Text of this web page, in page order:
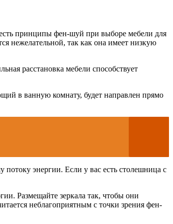
принципы фен-шуй при выборе мебели для
нежелательной, так как она имеет низкую
расстановка мебели способствует
в ванную комнату, будет направлен прямо
энергии. Если у вас есть столешница с
Размещайте зеркала так, чтобы они
неблагоприятным с точки зрения фен-